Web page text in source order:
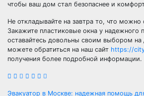
чтобы ваш дом стал безопаснее и
Не откладывайте на завтра то, что можно
Закажите пластиковые окна у надежного
оставайтесь довольны своим выбором
можете обратиться на наш сайт https://
получения более подробной информации.
Эвакуатор в Москве: надежная помощь